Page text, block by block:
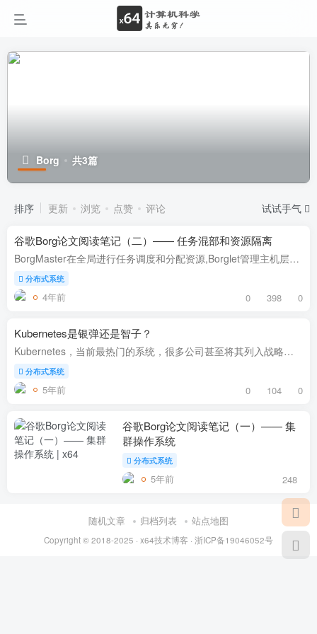
Borg 共3篇
排序 更新 浏览 点赞 评论 试试手气
谷歌Borg论文阅读笔记（二）—— 任务混部和资源隔离
BorgMaster在全局进行任务调度和分配资源,Borglet管理主机层面的资源隔离。 相关笔记：谷歌Borg论文阅读笔记（一）—— 集群操作系统 Google的混部情况 Google几乎所有的机器都是混部的，在一台...
分布式系统
4年前 0 398 0
Kubernetes是银弹还是智子？
Kubernetes，当前最热门的系统，很多公司甚至将其列入战略计划，但也有不少人对其三缄其口。 本文仅代表个人简介，如有不同意见，请留言讨论。 前言 名词解答： 1. 银弹: 比喻为具有极端有效性...
分布式系统
5年前 0 104 0
谷歌Borg论文阅读笔记（一）—— 集
群操作系统
分布式系统
5年前 248
随机文章 归档列表 站点地图
Copyright ©2018-2025 · x64技术博客 · 浙ICP备19046052号